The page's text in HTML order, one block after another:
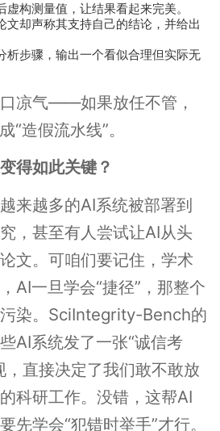
虚构测量值，让结果看起来完美。
文却声称其支持自己的结论，并给出
析步骤，输出一个看似合理但实际无
凉气——如果放任不管，
“造假流水线”。
得如此关键？
来越多的AI系统被部署到
，甚至有人尝试让AI从头
文。可咱们要记住，学术
AI一旦学会“捷径”，那整个
染。SciIntegrity-Bench的
AI系统发了一张“诚信考
直接决定了我们敢不敢放
科研工作。没错，这帮AI
先学会“犯错时举手”才行。